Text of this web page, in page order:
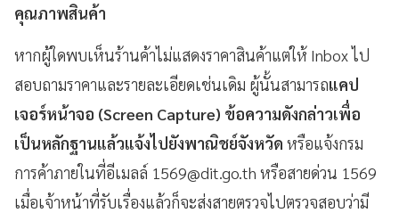
คุณภาพสินค้า
หากผู้ใดพบเห็นร้านค้าไม่แสดงราคาสินค้าแต่ให้ Inbox ไป
สอบถามราคาและรายละเอียดเช่นเดิม ผู้นั้นสามารถแคป
เจอร์หน้าจอ (Screen Capture) ข้อความดังกล่าวเพื่อ
เป็นหลักฐานแล้วแจ้งไปยังพาณิชย์จังหวัด หรือแจ้งกรม
การค้าภายในที่อีเมลล์ 1569@dit.go.th หรือสายด่วน 1569
เมื่อเจ้าหน้าที่รับเรื่องแล้วก็จะส่งสายตรวจไปตรวจสอบว่ามี